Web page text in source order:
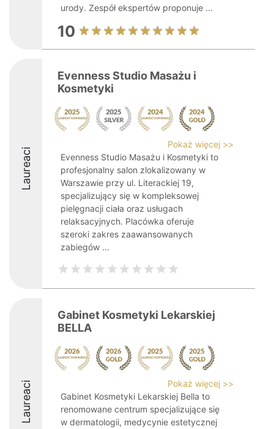
urody. Zespół ekspertów proponuje ...
10
Laureaci
Evenness Studio Masażu i
Kosmetyki
Pokaż więcej >>
Evenness Studio Masażu i Kosmetyki to
profesjonalny salon zlokalizowany w
Warszawie przy ul. Literackiej 19,
specjalizujący się w kompleksowej
pielęgnacji ciała oraz usługach
relaksacyjnych. Placówka oferuje
szeroki zakres zaawansowanych
zabiegów ...
Laureaci
Gabinet Kosmetyki Lekarskiej
BELLA
Pokaż więcej >>
Gabinet Kosmetyki Lekarskiej Bella to
renomowane centrum specjalizujące się
w dermatologii, medycynie estetycznej